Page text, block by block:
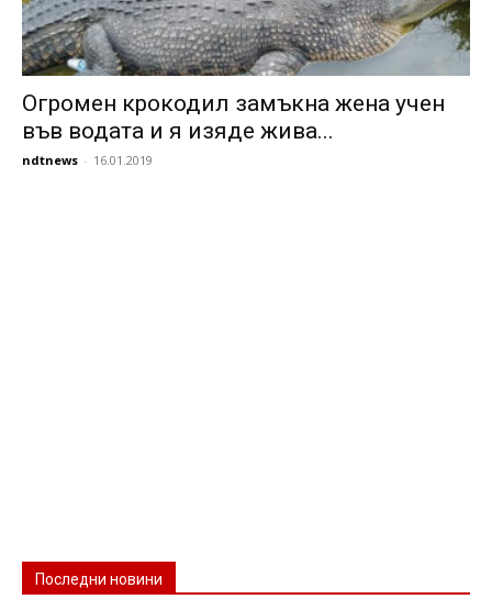
Огромен крокодил замъкна жена учен
във водата и я изяде жива...
ndtnews - 16.01.2019
Последни новини